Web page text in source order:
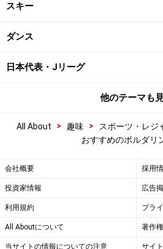
スキー
ダンス
日本代表・Jリーグ
他のテーマも
All About > 趣味 > スポーツ・レジ
おすすめのボルダリ
会社概要 採用
投資家情報 広告
利用規約 プラ
All Aboutについて 著作
当サイトの情報についての注意 サイ